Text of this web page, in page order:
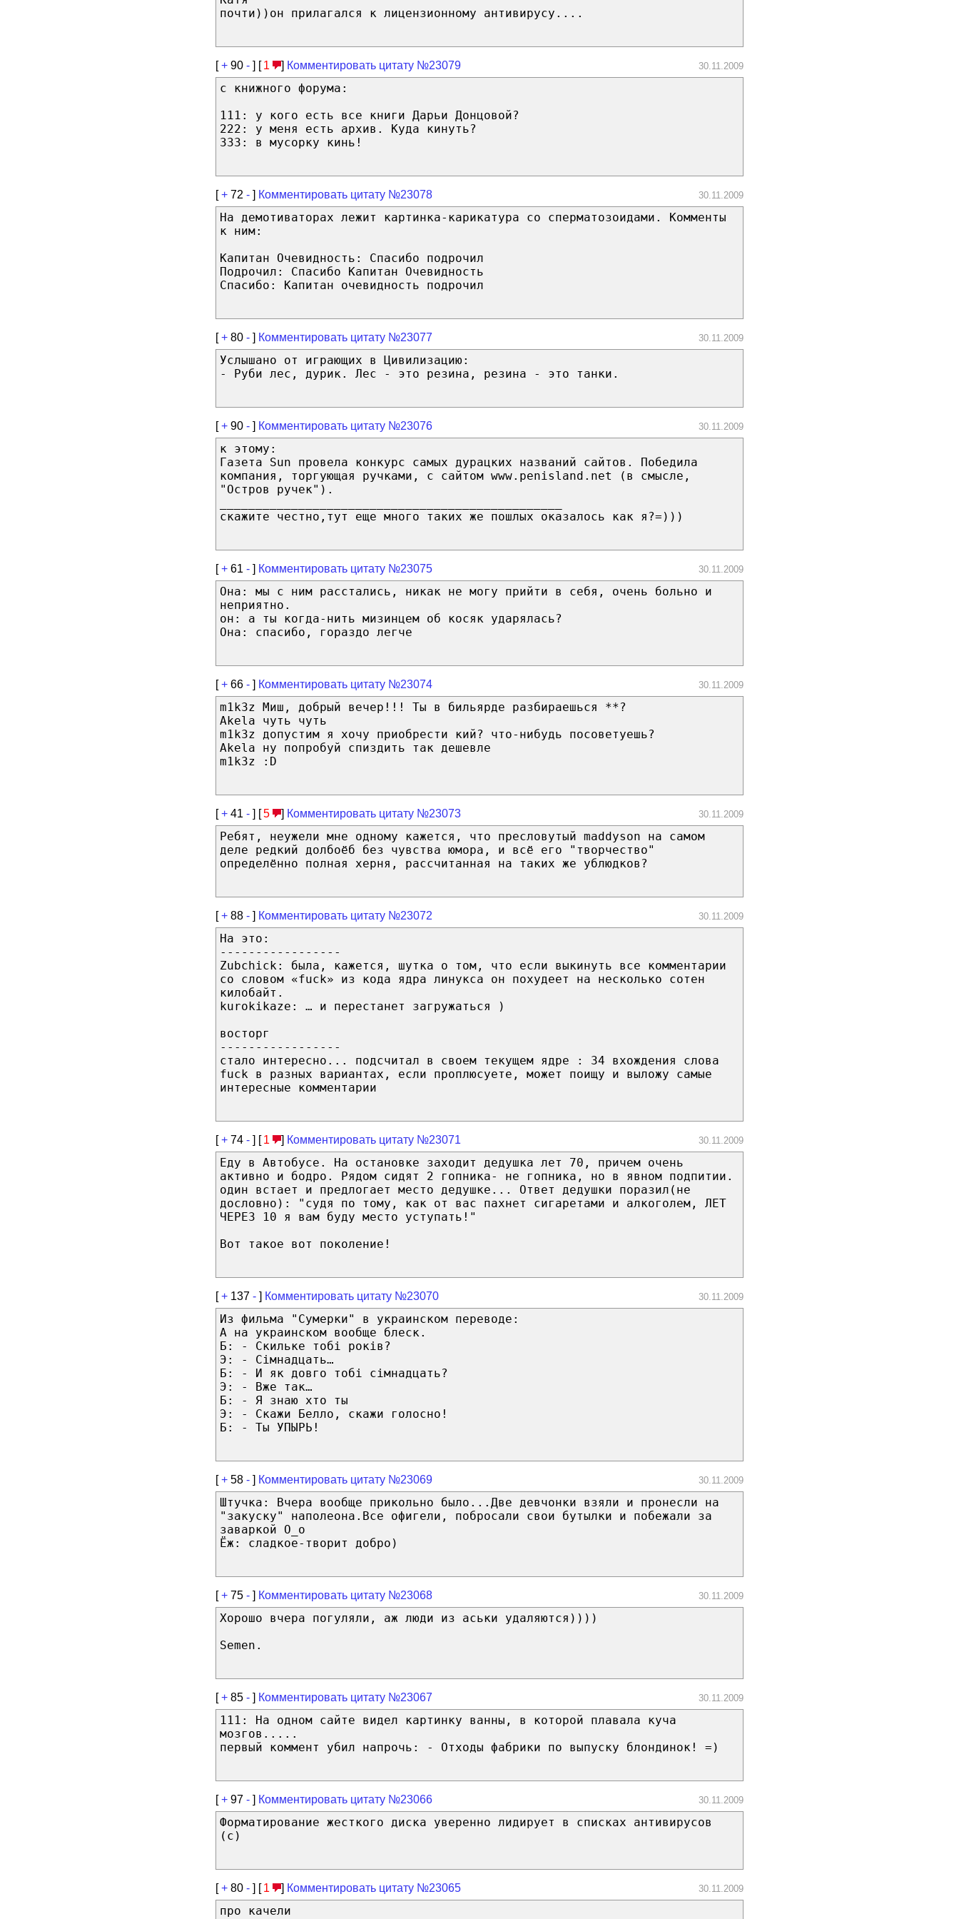
почти))он прилагался к лицензионному антивирусу....
[+ 90 - ] [ 1 ] Комментировать цитату №23079 30.11.2009
с книжного форума:
111: у кого есть все книги Дарьи Донцовой?
222: у меня есть архив. Куда кинуть?
333: в мусорку кинь!
[+ 72 - ] Комментировать цитату №23078 30.11.2009
На демотиваторах лежит картинка-карикатура со сперматозоидами. Комменты
к ним:
Капитан Очевидность: Спасибо подрочил
Подрочил: Спасибо Капитан Очевидность
Спасибо: Капитан очевидность подрочил
[+ 80 - ] Комментировать цитату №23077 30.11.2009
Услышано от играющих в Цивилизацию:
- Руби лес, дурик. Лес - это резина, резина - это танки.
[+ 90 - ] Комментировать цитату №23076 30.11.2009
к этому:
Газета Sun провела конкурс самых дурацких названий сайтов. Победила
компания, торгующая ручками, с сайтом www.penisland.net (в смысле,
"Остров ручек").
скажите честно,тут еще много таких же пошлых оказалось как я?=)))
[+ 61 - ] Комментировать цитату №23075 30.11.2009
Она: мы с ним расстались, никак не могу прийти в себя, очень больно и
неприятно.
он: а ты когда-нить мизинцем об косяк ударялась?
Она: спасибо, гораздо легче
[+ 66 - ] Комментировать цитату №23074 30.11.2009
m1k3z Миш, добрый вечер!!! Ты в бильярде разбираешься **?
Akela чуть чуть
m1k3z допустим я хочу приобрести кий? что-нибудь посоветуешь?
Akela ну попробуй спиздить так дешевле
m1k3z :D
[+ 41 - ] [5 ] Комментировать цитату №23073 30.11.2009
Ребят, неужели мне одному кажется, что пресловутый maddyson на самом
деле редкий долбоёб без чувства юмора, и всё его "творчество"
определённо полная херня, рассчитанная на таких же ублюдков?
[+ 88 - ] Комментировать цитату №23072 30.11.2009
На это:
-----------------
Zubchick: была, кажется, шутка о том, что если выкинуть все комментарии
со словом «fuck» из кода ядра линукса он похудеет на несколько сотен
килобайт.
kurokikaze: … и перестанет загружаться )
восторг
-----------------
стало интересно... подсчитал в своем текущем ядре : 34 вхождения слова
fuck в разных вариантах, если проплюсуете, может поищу и выложу самые
интересные комментарии
[+ 74 - ] [ 1 ] Комментировать цитату №23071 30.11.2009
Еду в Автобусе. На остановке заходит дедушка лет 70, причем очень
активно и бодро. Рядом сидят 2 гопника- не гопника, но в явном подпитии.
один встает и предлогает место дедушке... Ответ дедушки поразил(не
дословно): "судя по тому, как от вас пахнет сигаретами и алкоголем, ЛЕТ
ЧЕРЕЗ 10 я вам буду место уступать!"
Вот такое вот поколение!
[+ 137 - ] Комментировать цитату №23070 30.11.2009
Из фильма "Сумерки" в украинском переводе:
А на украинском вообще блеск.
Б: - Скильке тобі років?
Э: - Сімнадцать…
Б: - И як довго тобі сімнадцать?
Э: - Вже так…
Б: - Я знаю хто ты
Э: - Скажи Белло, скажи голосно!
Б: - Ты УПЫРЬ!
[+ 58 - ] Комментировать цитату №23069 30.11.2009
Штучка: Вчера вообще прикольно было...Две девчонки взяли и пронесли на
"закуску" наполеона.Все офигели, побросали свои бутылки и побежали за
заваркой O_o
Ёж: сладкое-творит добро)
[+ 75 - ] Комментировать цитату №23068 30.11.2009
Хорошо вчера погуляли, аж люди из аськи удаляются))))
Semen.
[+ 85 - ] Комментировать цитату №23067 30.11.2009
111: На одном сайте видел картинку ванны, в которой плавала куча
мозгов.....
первый коммент убил напрочь: - Отходы фабрики по выпуску блондинок! =)
[+ 97 - ] Комментировать цитату №23066 30.11.2009
Форматирование жесткого диска уверенно лидирует в списках антивирусов
(с)
[+ 80 - ] [ 1 ] Комментировать цитату №23065 30.11.2009
про качели